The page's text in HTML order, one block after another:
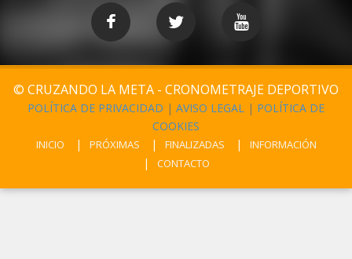
© CRUZANDO LA META - CRONOMETRAJE DEPORTIVO
POLÍTICA DE PRIVACIDAD | AVISO LEGAL | POLÍTICA DE
COOKIES
INICIO PRÓXIMAS FINALIZADAS
INFORMACIÓN
CONTACTO